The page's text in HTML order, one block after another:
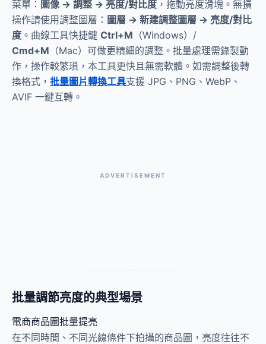
菜單： 圖像 → 調整 → 亮度/對比度 ，拖動亮度滑塊。無損
操作請使用調整圖層： 圖層 → 新建調整圖層 → 亮度/對比
度 。曲線工具快捷鍵 Ctrl+M （Windows）/
Cmd+M （Mac）可做更精細的調整。批量處理需錄製動
作，操作較繁瑣，本工具更快且無需軟體。如需調整後轉
換格式， 批量圖片轉換工具支援 JPG、PNG、WebP、
AVIF 一鍵互轉。
ADVERTISEMENT
批量調節亮度的典型場景
電商商品圖批量提亮
在不同時間、不同光線條件下拍攝的商品圖，亮度往往不